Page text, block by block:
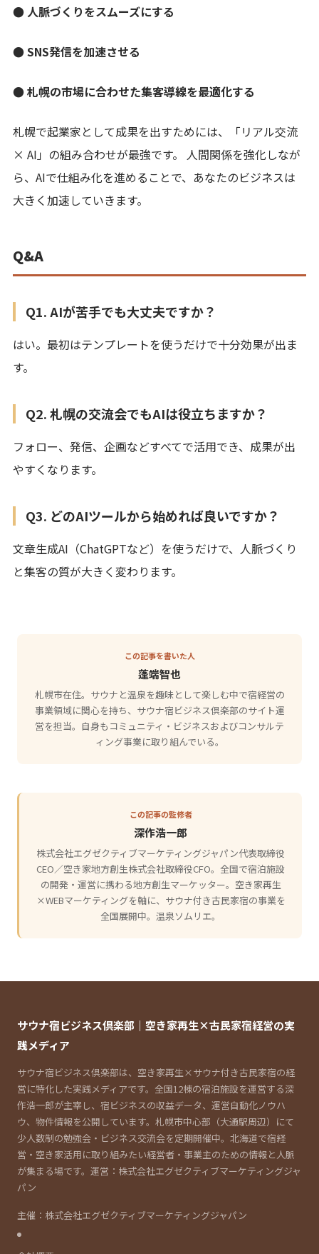
● 人脈づくりをスムーズにする
● SNS発信を加速させる
● 札幌の市場に合わせた集客導線を最適化する
札幌で起業家として成果を出すためには、「リアル交流
× AI」の組み合わせが最強です。 人間関係を強化しなが
ら、AIで仕組み化を進めることで、あなたのビジネスは
大きく加速していきます。
Q&A
Q1. AIが苦手でも大丈夫ですか？
はい。最初はテンプレートを使うだけで十分効果が出ま
す。
Q2. 札幌の交流会でもAIは役立ちますか？
フォロー、発信、企画などすべてで活用でき、成果が出
やすくなります。
Q3. どのAIツールから始めれば良いですか？
文章生成AI（ChatGPTなど）を使うだけで、人脈づくり
と集客の質が大きく変わります。
この記事を書いた人
蓬端智也
札幌市在住。サウナと温泉を趣味として楽しむ中で宿経営の
事業領域に関心を持ち、サウナ宿ビジネス倶楽部のサイト運
営を担当。自身もコミュニティ・ビジネスおよびコンサルテ
ィング事業に取り組んでいる。
この記事の監修者
深作浩一郎
株式会社エグゼクティブマーケティングジャパン代表取締役
CEO／空き家地方創生株式会社取締役CFO。全国で宿泊施設
の開発・運営に携わる地方創生マーケッター。空き家再生
×WEBマーケティングを軸に、サウナ付き古民家宿の事業を
全国展開中。温泉ソムリエ。
サウナ宿ビジネス倶楽部｜空き家再生×古民家宿経営の実
践メディア
サウナ宿ビジネス倶楽部は、空き家再生×サウナ付き古民家宿の経
営に特化した実践メディアです。全国12棟の宿泊施設を運営する深
作浩一郎が主宰し、宿ビジネスの収益データ、運営自動化ノウハ
ウ、物件情報を公開しています。札幌市中心部（大通駅周辺）にて
少人数制の勉強会・ビジネス交流会を定期開催中。北海道で宿経
営・空き家活用に取り組みたい経営者・事業主のための情報と人脈
が集まる場です。運営：株式会社エグゼクティブマーケティングジャ
パン
主催：株式会社エグゼクティブマーケティングジャパン